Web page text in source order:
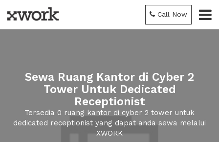
Call Now
Sewa Ruang Kantor di Cyber 2
Tower Untuk Dedicated
Receptionist
Tersedia 0 ruang kantor di cyber 2 tower untuk
dedicated receptionist yang dapat anda sewa melalui
XWORK